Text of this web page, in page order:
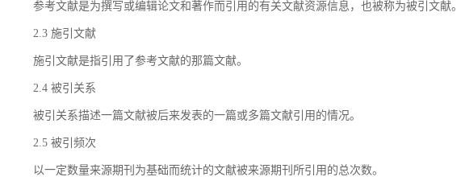
参考文献是为撰写或编辑论文和著作而引用的有关文献资源信息，也被称为被引文献。
2.3 施引文献
施引文献是指引用了参考文献的那篇文献。
2.4 被引关系
被引关系描述一篇文献被后来发表的一篇或多篇文献引用的情况。
2.5 被引频次
以一定数量来源期刊为基础而统计的文献被来源期刊所引用的总次数。